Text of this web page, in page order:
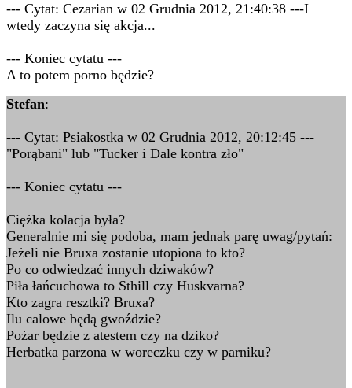
--- Cytat: Cezarian w 02 Grudnia 2012, 21:40:38 ---I
wtedy zaczyna się akcja...
--- Koniec cytatu ---
A to potem porno będzie?
Stefan:
--- Cytat: Psiakostka w 02 Grudnia 2012, 20:12:45 ---
"Porąbani" lub "Tucker i Dale kontra zło"
--- Koniec cytatu ---
Ciężka kolacja była?
Generalnie mi się podoba, mam jednak parę uwag/pytań:
Jeżeli nie Bruxa zostanie utopiona to kto?
Po co odwiedzać innych dziwaków?
Piła łańcuchowa to Sthill czy Huskvarna?
Kto zagra resztki? Bruxa?
Ilu calowe będą gwoździe?
Pożar będzie z atestem czy na dziko?
Herbatka parzona w woreczku czy w parniku?